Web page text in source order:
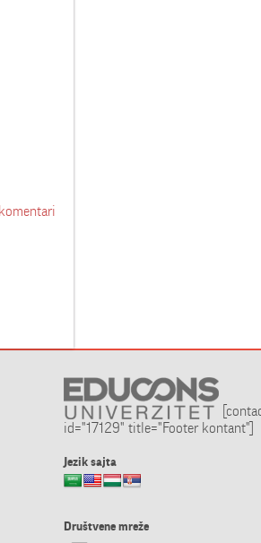
id="17129" title="Footer kontant"]
Jezik sajta
Društvene mreže